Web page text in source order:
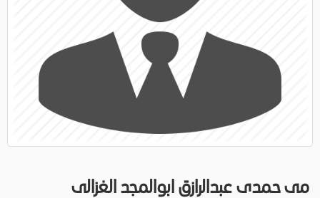
مى حمدى عبدالرازق ابوالمجد الغزالى